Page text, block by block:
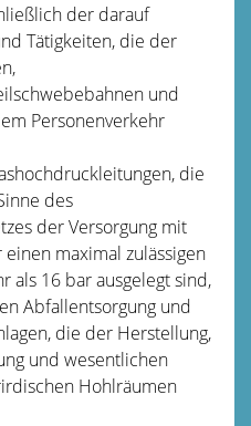
der darauf
Tätigkeiten, die der
und
Personenverkehr
die
des
der Versorgung mit
maximal zulässigen
als 16 bar ausgelegt sind,
Abfallentsorgung und
die der Herstellung,
und wesentlichen
Hohlräumen